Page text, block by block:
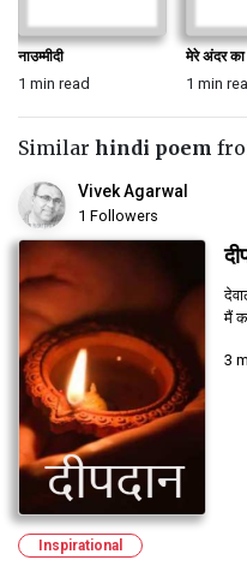
नाउम्मीदी
1 min read
मेरे अंदर
1 min
Similar hindi poem
Vivek Agarwal
1 Followers
मैं
3
Inspirational